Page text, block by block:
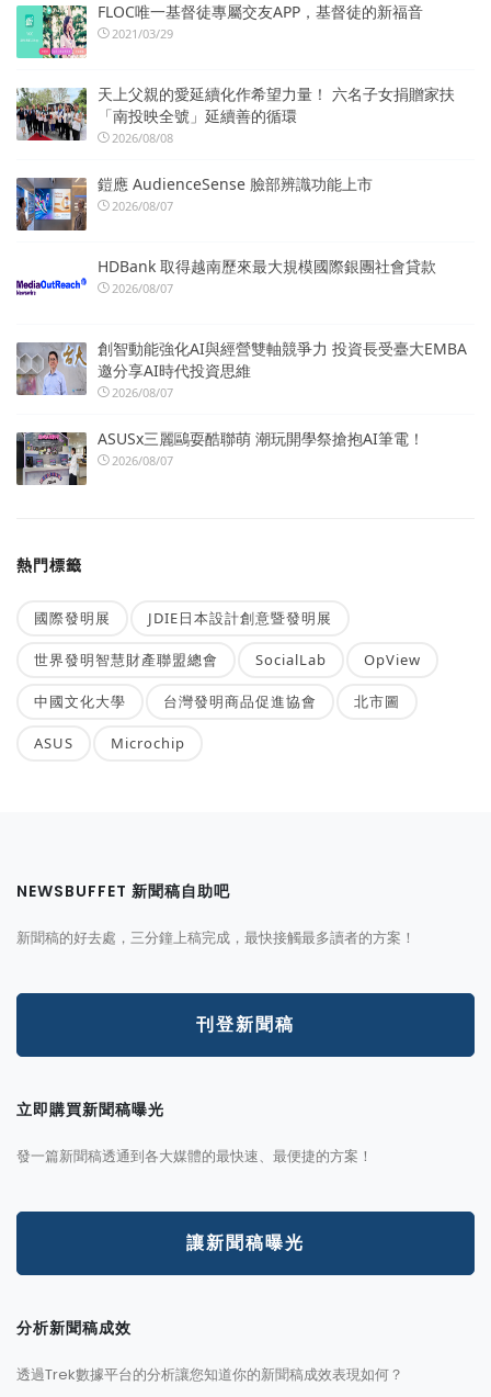
FLOC唯一基督徒專屬交友APP，基督徒的新福音
2021/03/29
天上父親的愛延續化作希望力量！ 六名子女捐贈家扶
「南投映全號」延續善的循環
2026/08/08
鎧應 AudienceSense 臉部辨識功能上市
2026/08/07
HDBank 取得越南歷來最大規模國際銀團社會貸款
2026/08/07
創智動能強化AI與經營雙軸競爭力 投資長受臺大EMBA
邀分享AI時代投資思維
2026/08/07
ASUSx三麗鷗耍酷聯萌 潮玩開學祭搶抱AI筆電！
2026/08/07
熱門標籤
國際發明展 JDIE日本設計創意暨發明展
世界發明智慧財產聯盟總會 SocialLab OpView
中國文化大學 台灣發明商品促進協會 北市圖
ASUS Microchip
NEWSBUFFET 新聞稿自助吧
新聞稿的好去處，三分鐘上稿完成，最快接觸最多讀者的方案！
刊登新聞稿
立即購買新聞稿曝光
發一篇新聞稿透通到各大媒體的最快速、最便捷的方案！
讓新聞稿曝光
分析新聞稿成效
透過Trek數據平台的分析讓您知道你的新聞稿成效表現如何？